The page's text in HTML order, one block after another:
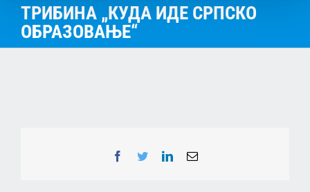
ТРИБИНА „КУДА ИДЕ СРПСКО
ОБРАЗОВАЊЕ“
Facebook
TwitterLinkedInEmail